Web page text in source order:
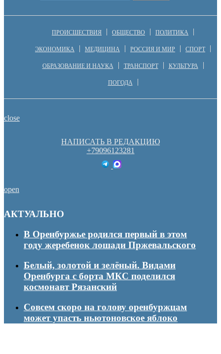
ПРОИСШЕСТВИЯ ОБЩЕСТВО ПОЛИТИКА
ЭКОНОМИКА МЕДИЦИНА РОССИЯ И МИР СПОРТ
ОБРАЗОВАНИЕ И НАУКА ТРАНСПОРТ КУЛЬТУРА
ПОГОДА
close
НАПИСАТЬ В РЕДАКЦИЮ
+79096123281
open
АКТУАЛЬНО
В Оренбуржье родился первый в этом
году жеребенок лошади Пржевальского
Белый, золотой и зелёный. Видами
Оренбурга с борта МКС поделился
космонавт Рязанский
Совсем скоро на голову оренбуржцам
может упасть ньютоновское яблоко